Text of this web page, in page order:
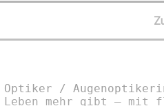
/
mehr gibt – mit